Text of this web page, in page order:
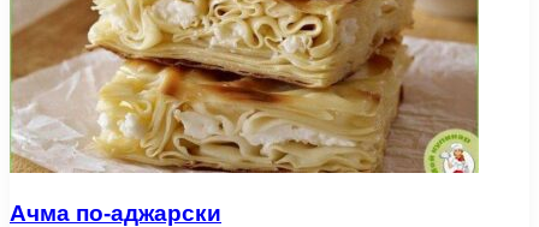
Ачма по-аджарски